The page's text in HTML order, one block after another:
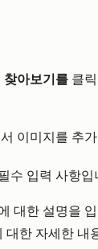
찾아보기를 클
이미지를 추
수 입력 사항입
대한 설명을
대한 자세한 내